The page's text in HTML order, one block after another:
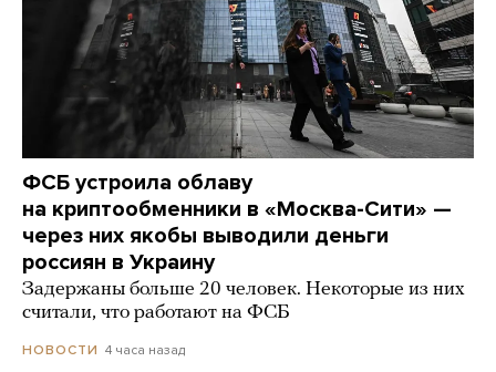
ФСБ устроила облаву
на криптообменники в «Москва-Сити» —
через них якобы выводили деньги
россиян в Украину
Задержаны больше 20 человек. Некоторые из них
считали, что работают на ФСБ
НОВОСТИ 4 часа назад